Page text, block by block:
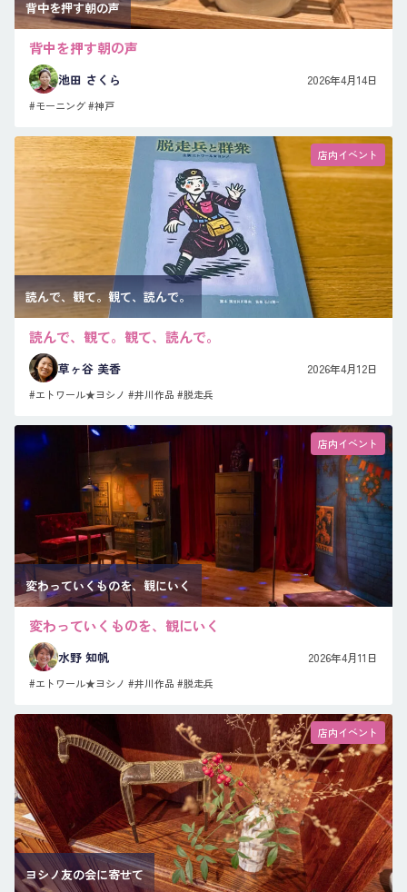
背中を押す朝の声
背中を押す朝の声
池田 さくら 2026年4月14日
#モーニング#神戸
店内イベント
読んで、観て。観て、読んで。
読んで、観て。観て、読んで。
草ヶ谷 美香 2026年4月12日
#エトワール★ヨシノ #井川作品 #脱走兵
店内イベント
変わっていくものを、観にいく
変わっていくものを、観にいく
水野 知帆 2026年4月11日
#エトワール★ヨシノ #井川作品 #脱走兵
店内イベント
ヨシノ友の会に寄せて